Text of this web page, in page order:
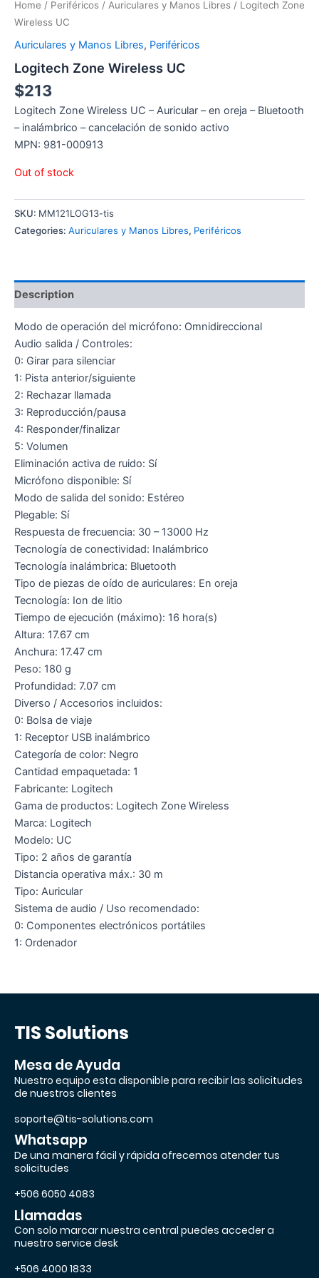
Home / Periféricos / Auriculares y Manos Libres / Logitech Zone
Wireless UC
Auriculares y Manos Libres, Periféricos
Logitech Zone Wireless UC
$213
Logitech Zone Wireless UC – Auricular – en oreja – Bluetooth
– inalámbrico – cancelación de sonido activo
MPN: 981-000913
Out of stock
SKU: MM121LOG13-tis
Categories: Auriculares y Manos Libres, Periféricos
Description
Modo de operación del micrófono: Omnidireccional
Audio salida / Controles:
0: Girar para silenciar
1: Pista anterior/siguiente
2: Rechazar llamada
3: Reproducción/pausa
4: Responder/finalizar
5: Volumen
Eliminación activa de ruido: Sí
Micrófono disponible: Sí
Modo de salida del sonido: Estéreo
Plegable: Sí
Respuesta de frecuencia: 30 – 13000 Hz
Tecnología de conectividad: Inalámbrico
Tecnología inalámbrica: Bluetooth
Tipo de piezas de oído de auriculares: En oreja
Tecnología: Ion de litio
Tiempo de ejecución (máximo): 16 hora(s)
Altura: 17.67 cm
Anchura: 17.47 cm
Peso: 180 g
Profundidad: 7.07 cm
Diverso / Accesorios incluidos:
0: Bolsa de viaje
1: Receptor USB inalámbrico
Categoría de color: Negro
Cantidad empaquetada: 1
Fabricante: Logitech
Gama de productos: Logitech Zone Wireless
Marca: Logitech
Modelo: UC
Tipo: 2 años de garantía
Distancia operativa máx.: 30 m
Tipo: Auricular
Sistema de audio / Uso recomendado:
0: Componentes electrónicos portátiles
1: Ordenador
TIS Solutions
Mesa de Ayuda
Nuestro equipo esta disponible para recibir las solicitudes
de nuestros clientes
soporte@tis-solutions.com
Whatsapp
De una manera fácil y rápida ofrecemos atender tus
solicitudes
+506 6050 4083
Llamadas
Con solo marcar nuestra central puedes acceder a
nuestro service desk
+506 4000 1833